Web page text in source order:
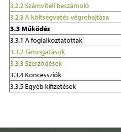
3.2.2 Számviteli beszámoló
3.2.3 A költségvetés végrehajtása
3.3 Működés
3.3.1 A foglalkoztatottak
3.3.2 Támogatások
3.3.3 Szerződések
3.3.4 Koncessziók
3.3.5 Egyéb kifizetések